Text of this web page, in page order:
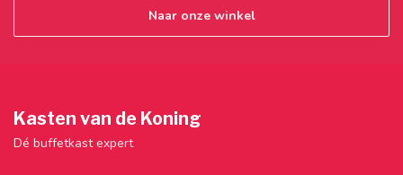
Naar onze winkel
Kasten van de Koning
Dé buffetkast expert